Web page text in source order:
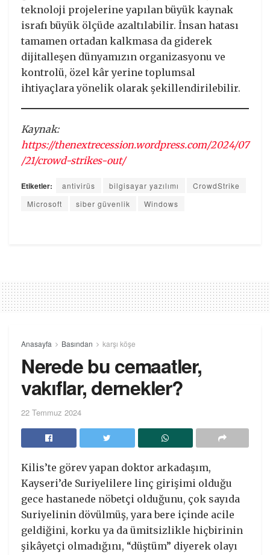
teknoloji projelerine yapılan büyük kaynak
israfı büyük ölçüde azaltılabilir. İnsan hatası
tamamen ortadan kalkmasa da giderek
dijitalleşen dünyamızın organizasyonu ve
kontrolü, özel kâr yerine toplumsal
ihtiyaçlara yönelik olarak şekillendirilebilir.
Kaynak:
https://thenextrecession.wordpress.com/2024/07
/21/crowd-strikes-out/
Etiketler: antivirüs bilgisayar yazılımı
CrowdStrike
Microsoft
siber güvenlik Windows
Anasayfa Basından karşı köşe
Nerede bu cemaatler,
vakıflar, dernekler?
22 Temmuz 2024
Kilis’te görev yapan doktor arkadaşım,
Kayseri’de Suriyelilere linç girişimi olduğu
gece hastanede nöbetçi olduğunu, çok sayıda
Suriyelinin dövülmüş, yara bere içinde acile
geldiğini, korku ya da ümitsizlikle hiçbirinin
şikâyetçi olmadığını, “düştüm” diyerek olayı